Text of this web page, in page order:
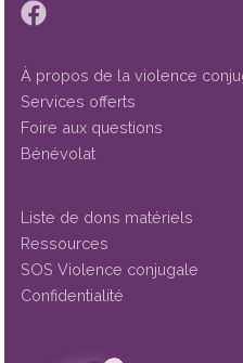
À propos de la violence
Services offerts
Foire aux questions
Bénévolat
Liste de dons matériels
Ressources
SOS Violence conjugale
Confidentialité